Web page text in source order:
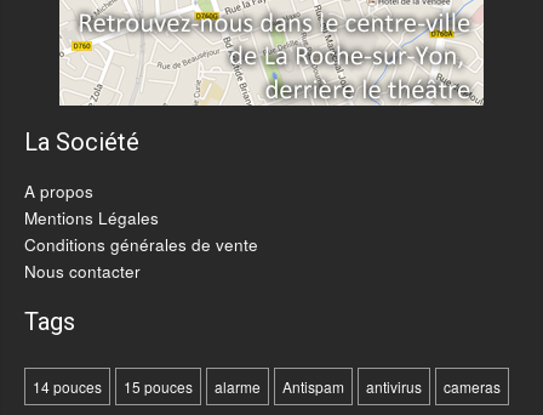
La Société
A propos
Mentions Légales
Conditions générales de vente
Nous contacter
Tags
14 pouces 15 pouces alarme Antispam antivirus cameras